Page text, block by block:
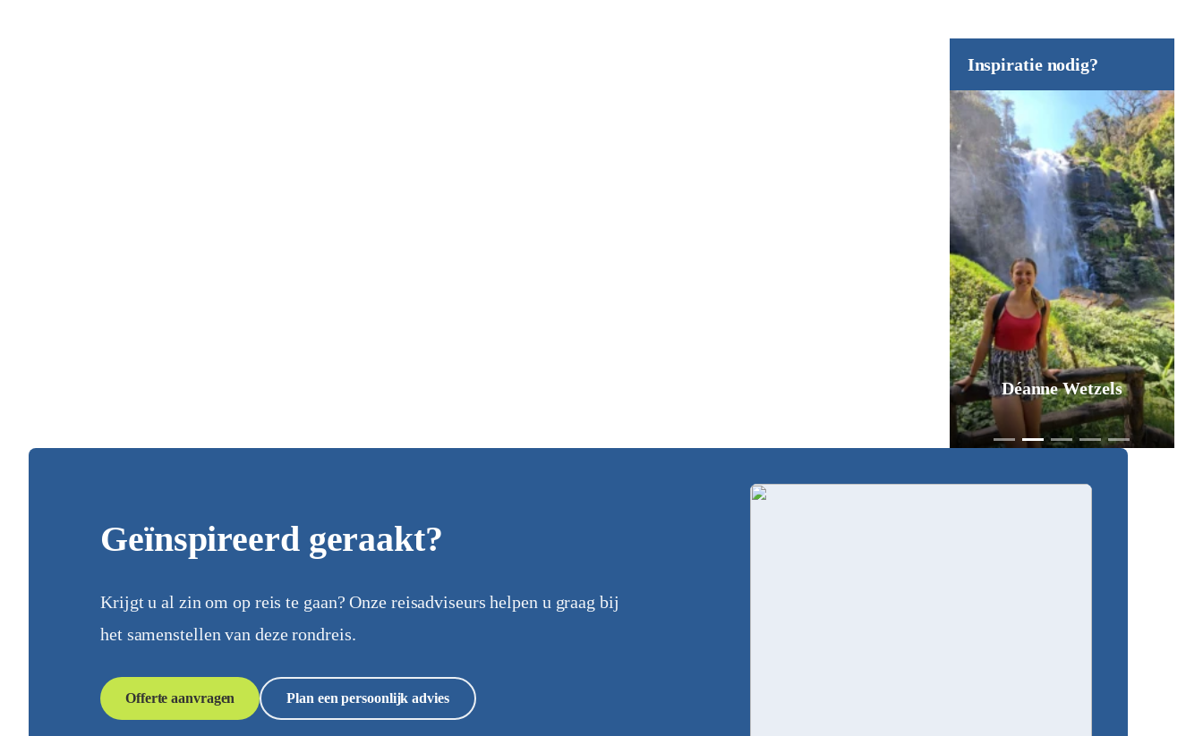
Inspiratie nodig?
Déanne Wetzels
Geïnspireerd geraakt?
Krijgt u al zin om op reis te gaan? Onze reisadviseurs helpen u graag bij
het samenstellen van deze rondreis.
Offerte aanvragen Plan een persoonlijk advies